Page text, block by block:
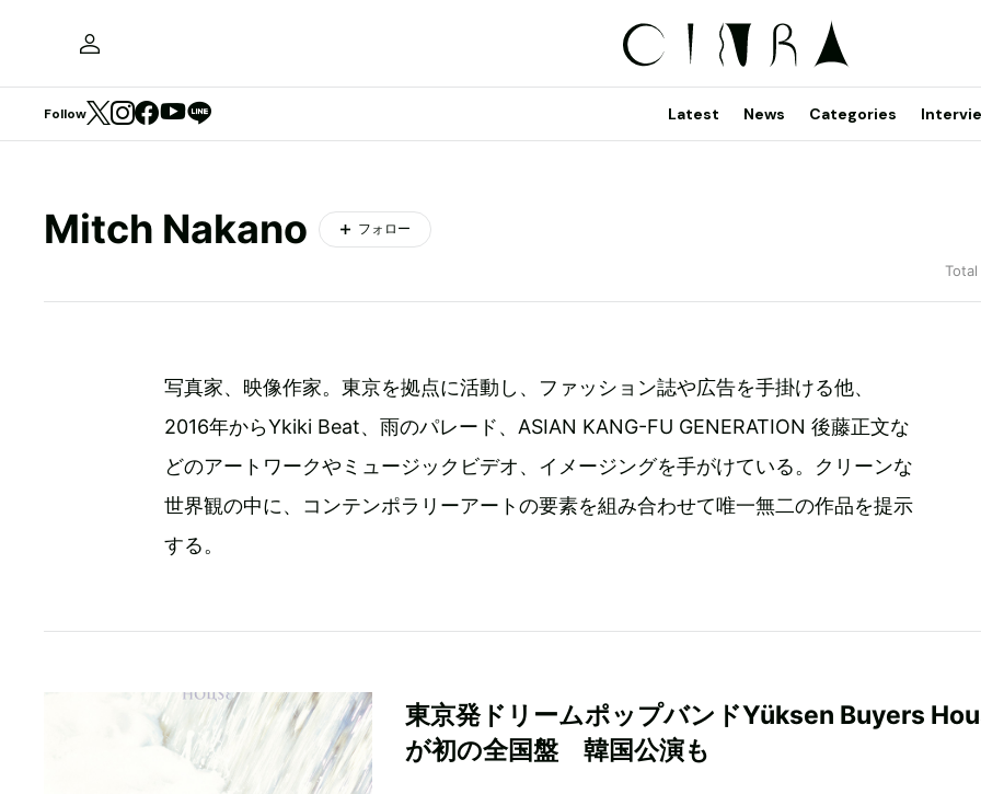
Follow Latest News Categories
Mitch Nakano フォロー
写真家、映像作家。東京を拠点に活動し、ファッション誌や広告を手掛ける他、
2016年からYkiki Beat、雨のパレード、ASIAN KANG-FU GENERATION 後藤正文な
どのアートワークやミュージックビデオ、イメージングを手がけている。クリーンな
世界観の中に、コンテンポラリーアートの要素を組み合わせて唯一無二の作品を提示
する。
東京発ドリームポップバンドYüksen Buyers
が初の全国盤 韓国公演も